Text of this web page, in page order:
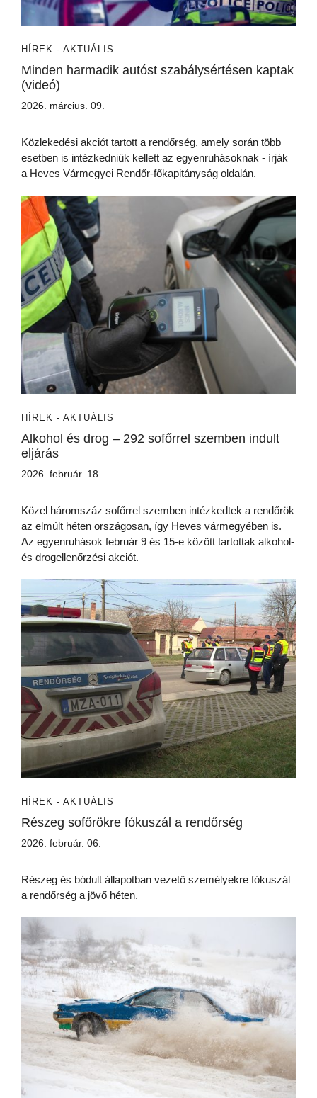
HÍREK - AKTUÁLIS
Minden harmadik autóst szabálysértésen kaptak
(videó)
2026. március. 09.
Közlekedési akciót tartott a rendőrség, amely során több
esetben is intézkedniük kellett az egyenruhásoknak - írják
a Heves Vármegyei Rendőr-főkapitányság oldalán.
HÍREK - AKTUÁLIS
Alkohol és drog – 292 sofőrrel szemben indult
eljárás
2026. február. 18.
Közel háromszáz sofőrrel szemben intézkedtek a rendőrök
az elmúlt héten országosan, így Heves vármegyében is.
Az egyenruhások február 9 és 15-e között tartottak alkohol-
és drogellenőrzési akciót.
HÍREK - AKTUÁLIS
Részeg sofőrökre fókuszál a rendőrség
2026. február. 06.
Részeg és bódult állapotban vezető személyekre fókuszál
a rendőrség a jövő héten.